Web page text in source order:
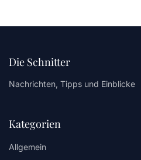
Die Schnitter
Nachrichten, Tipps und Einblicke
Kategorien
Allgemein